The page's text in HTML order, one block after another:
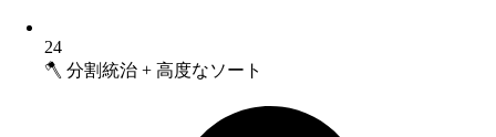
24
🪓 分割統治 + 高度なソート